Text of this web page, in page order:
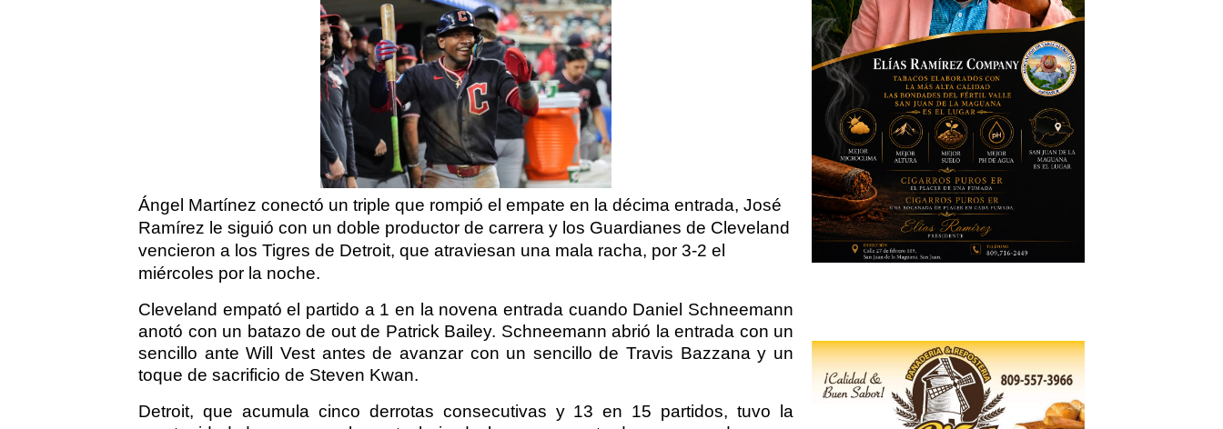
Ángel Martínez conectó un triple que rompió el empate en la décima entrada, José
Ramírez le siguió con un doble productor de carrera y los Guardianes de Cleveland
vencieron a los Tigres de Detroit, que atraviesan una mala racha, por 3-2 el
miércoles por la noche.
Cleveland empató el partido a 1 en la novena entrada cuando Daniel Schneemann
anotó con un batazo de out de Patrick Bailey. Schneemann abrió la entrada con un
sencillo ante Will Vest antes de avanzar con un sencillo de Travis Bazzana y un
toque de sacrificio de Steven Kwan.
Detroit, que acumula cinco derrotas consecutivas y 13 en 15 partidos, tuvo la